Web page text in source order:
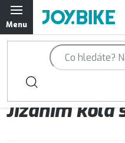
Přejít
na
obsah
Trailová kola Qayron
Horská kola Qayron
Dámská horská kola
Jízdním kola